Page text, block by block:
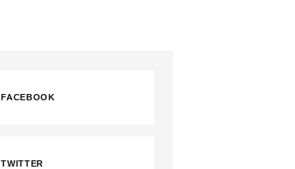
FACEBOOK
TWITTER